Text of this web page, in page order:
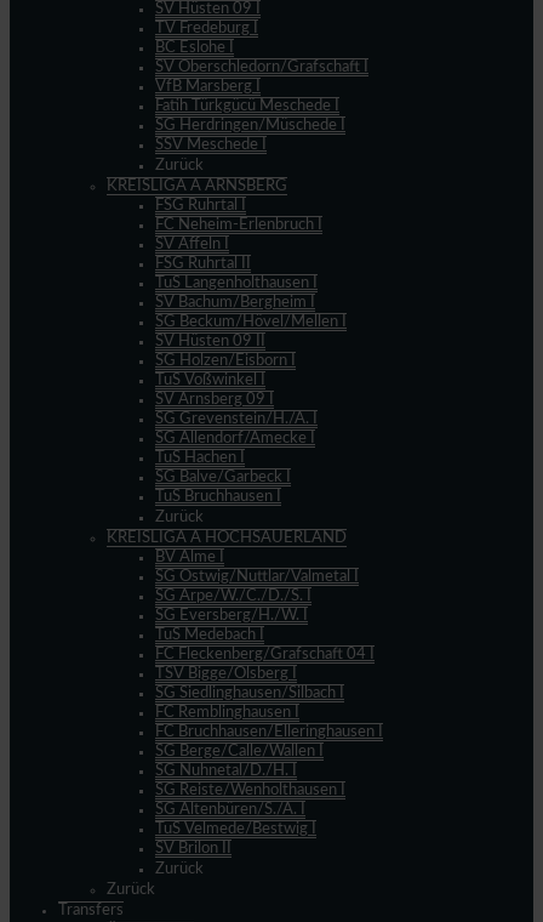
SV Hüsten 09 I
TV Fredeburg I
BC Eslohe I
SV Oberschledorn/Grafschaft I
VfB Marsberg I
Fatih Türkgücü Meschede I
SG Herdringen/Müschede I
SSV Meschede I
Zurück
KREISLIGA A ARNSBERG
FSG Ruhrtal I
FC Neheim-Erlenbruch I
SV Affeln I
FSG Ruhrtal II
TuS Langenholthausen I
SV Bachum/Bergheim I
SG Beckum/Hövel/Mellen I
SV Hüsten 09 II
SG Holzen/Eisborn I
TuS Voßwinkel I
SV Arnsberg 09 I
SG Grevenstein/H./A. I
SG Allendorf/Amecke I
TuS Hachen I
SG Balve/Garbeck I
TuS Bruchhausen I
Zurück
KREISLIGA A HOCHSAUERLAND
BV Alme I
SG Ostwig/Nuttlar/Valmetal I
SG Arpe/W./C./D./S. I
SG Eversberg/H./W. I
TuS Medebach I
FC Fleckenberg/Grafschaft 04 I
TSV Bigge/Olsberg I
SG Siedlinghausen/Silbach I
FC Remblinghausen I
FC Bruchhausen/Elleringhausen I
SG Berge/Calle/Wallen I
SG Nuhnetal/D./H. I
SG Reiste/Wenholthausen I
SG Altenbüren/S./A. I
TuS Velmede/Bestwig I
SV Brilon II
Zurück
Zurück
Transfers